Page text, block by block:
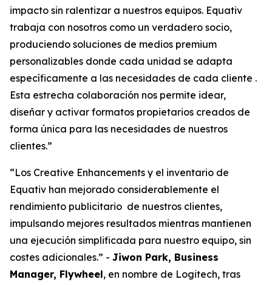
impacto sin ralentizar a nuestros equipos. Equativ
trabaja con nosotros como un verdadero socio,
produciendo soluciones de medios premium
personalizables donde cada unidad se adapta
específicamente a las necesidades de cada cliente .
Esta estrecha colaboración nos permite idear,
diseñar y activar formatos propietarios creados de
forma única para las necesidades de nuestros
clientes.”
“Los Creative Enhancements y el inventario de
Equativ han mejorado considerablemente el
rendimiento publicitario de nuestros clientes,
impulsando mejores resultados mientras mantienen
una ejecución simplificada para nuestro equipo, sin
costes adicionales.” - Jiwon Park, Business
Manager, Flywheel, en nombre de Logitech, tras